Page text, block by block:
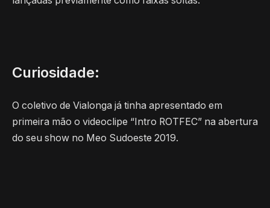
Curiosidade:
O coletivo de Vialonga já tinha apresentado em
primeira mão o videoclipe “Intro ROTFEC” na abertura
do seu show no Meo Sudoeste 2019.